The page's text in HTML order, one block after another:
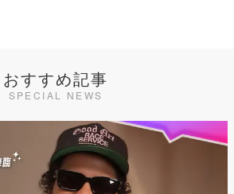
おすすめ記事
SPECIAL NEWS